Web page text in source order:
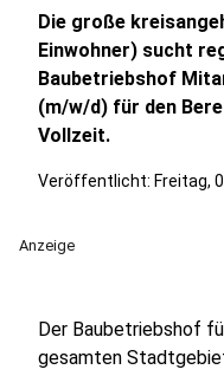
Die große
Einwohner) sucht
Baubetriebshof
(m/w/d) für den
Vollzeit.
Veröffentlicht: Freitag,
Anzeige
Der Baubetriebshof
gesamten